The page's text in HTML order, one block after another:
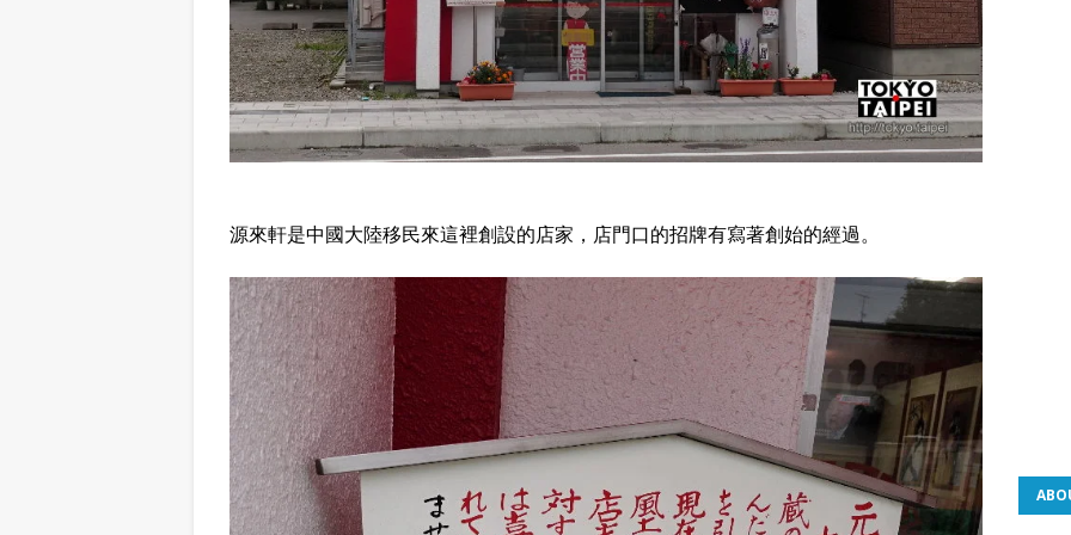
源來軒是中國大陸移民來這裡創設的店家，店門口的招牌有寫著創始的經過。